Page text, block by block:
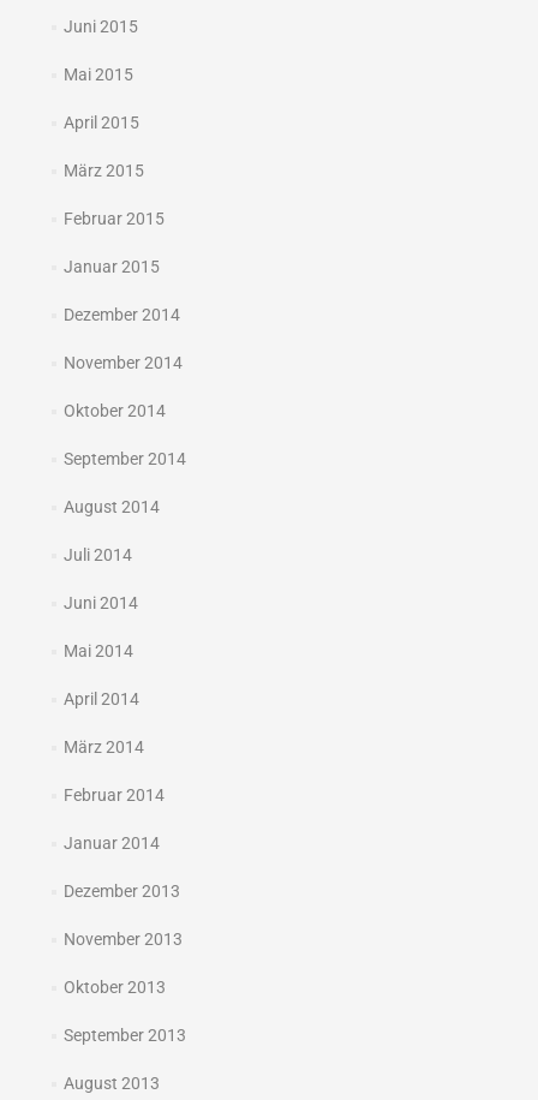
Juni 2015
Mai 2015
April 2015
März 2015
Februar 2015
Januar 2015
Dezember 2014
November 2014
Oktober 2014
September 2014
August 2014
Juli 2014
Juni 2014
Mai 2014
April 2014
März 2014
Februar 2014
Januar 2014
Dezember 2013
November 2013
Oktober 2013
September 2013
August 2013